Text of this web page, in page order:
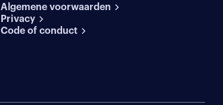
Algemene voorwaarden
Privacy
Code of conduct